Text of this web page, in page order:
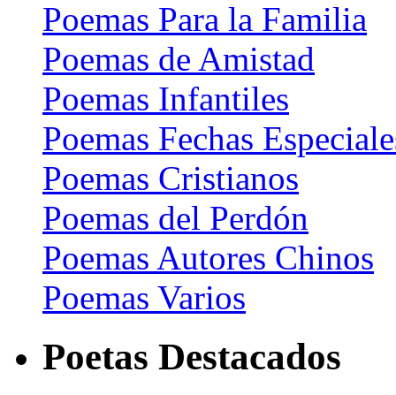
Poemas Para la Familia
Poemas de Amistad
Poemas Infantiles
Poemas Fechas
Poemas Cristianos
Poemas del Perdón
Poemas Autores Chinos
Poemas Varios
Poetas Destacados